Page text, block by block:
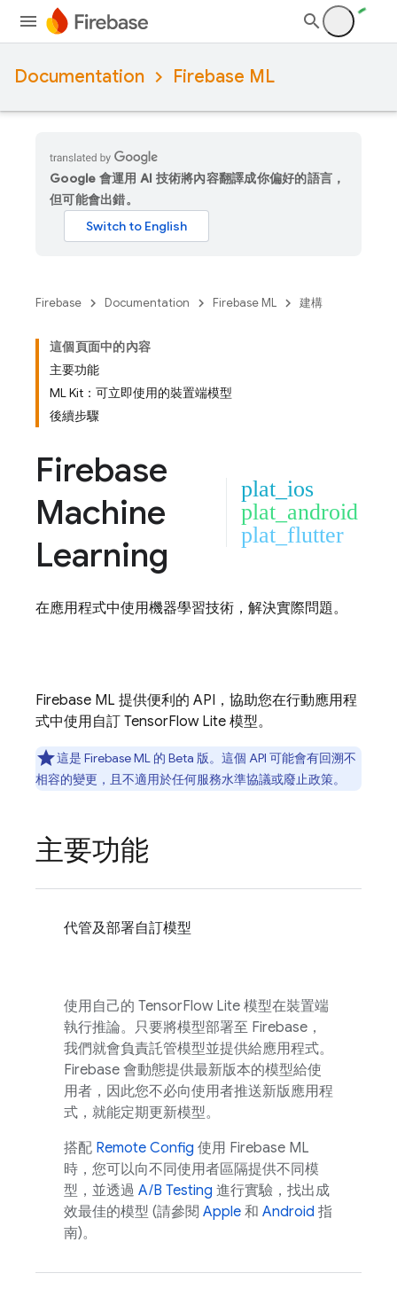
Documentation Firebase ML
Google 會運用 AI 技術將內容翻譯成你偏好的語言，
但可能會出錯。
Firebase Documentation Firebase ML 建構
這個頁面中的內容
主要功能
ML Kit：可立即使用的裝置端模型
後續步驟
Firebase
Machine
Learning
plat_ios
plat_android
plat_flutter
在應用程式中使用機器學習技術，解決實際問題。
Firebase ML 提供便利的 API，協助您在行動應用程
式中使用自訂 TensorFlow Lite 模型。
這是 Firebase ML 的 Beta 版。這個 API 可能會有回溯不
相容的變更，且不適用於任何服務水準協議或廢止政策。
主要功能
代管及部署自訂模型
使用自己的 TensorFlow Lite 模型在裝置端
執行推論。只要將模型部署至 Firebase，
我們就會負責託管模型並提供給應用程式。
Firebase 會動態提供最新版本的模型給使
用者，因此您不必向使用者推送新版應用程
式，就能定期更新模型。
搭配 Remote Config 使用 Firebase ML
時，您可以向不同使用者區隔提供不同模
型，並透過 A/B Testing 進行實驗，找出成
效最佳的模型 (請參閱 Apple 和 Android 指
南)。